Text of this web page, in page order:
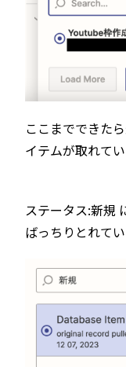
ここまでできた
イテムが取れて
ステータス:新規
ばっちりとれてい